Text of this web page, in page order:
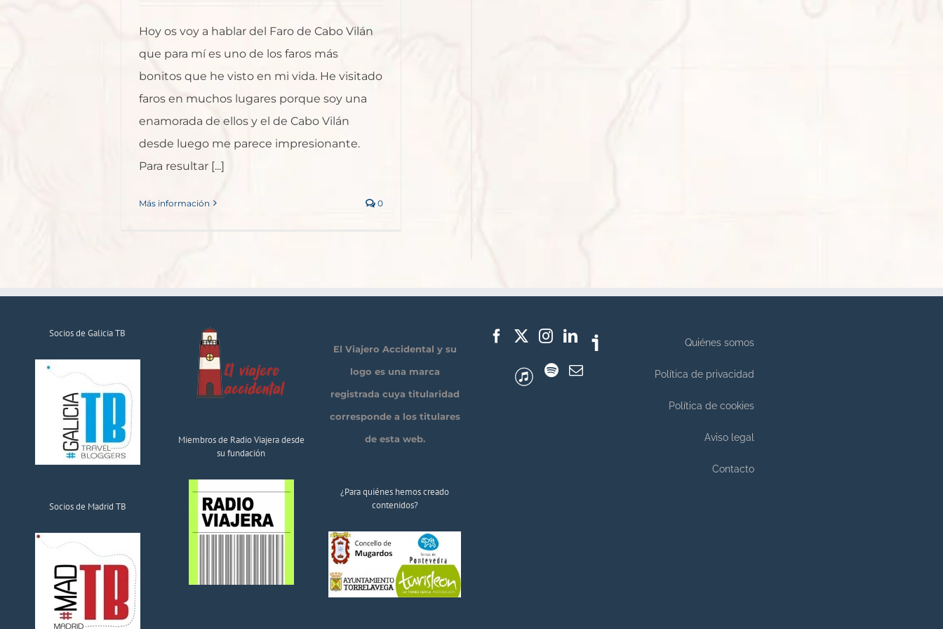
Hoy os voy a hablar del Faro de Cabo Vilán
que para mí es uno de los faros más
bonitos que he visto en mi vida. He visitado
faros en muchos lugares porque soy una
enamorada de ellos y el de Cabo Vilán
desde luego me parece impresionante.
Para resultar [...]
Más información 0
Socios de Galicia TB
Socios de Madrid TB
Miembros de Radio Viajera desde
su fundación
El Viajero Accidental y su
logo es una marca
registrada cuya titularidad
corresponde a los titulares
de esta web.
¿Para quiénes hemos creado
contenidos?
Quiénes somos
Política de privacidad
Política de cookies
Aviso legal
Contacto